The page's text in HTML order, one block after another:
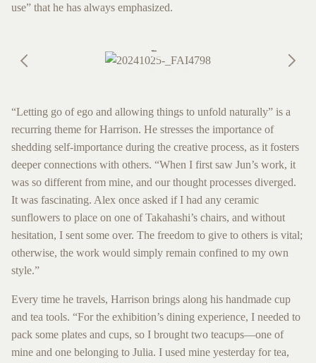
use” that he has always emphasized.
“Letting go of ego and allowing things to unfold naturally” is a
recurring theme for Harrison. He stresses the importance of
shedding self-importance during the creative process, as it fosters
deeper connections with others. “When I first saw Jun’s work, it
was so different from mine, and our thought processes diverged.
It was fascinating. Alex once asked if I had any ceramic
sunflowers to place on one of Takahashi’s chairs, and without
hesitation, I sent some over. The freedom to give to others is vital;
otherwise, the work would simply remain confined to my own
style.”
Every time he travels, Harrison brings along his handmade cup
and tea tools. “For the exhibition’s dining experience, I needed to
pack some plates and cups, so I brought two teacups—one of
mine and one belonging to Julia. I used mine yesterday for tea,